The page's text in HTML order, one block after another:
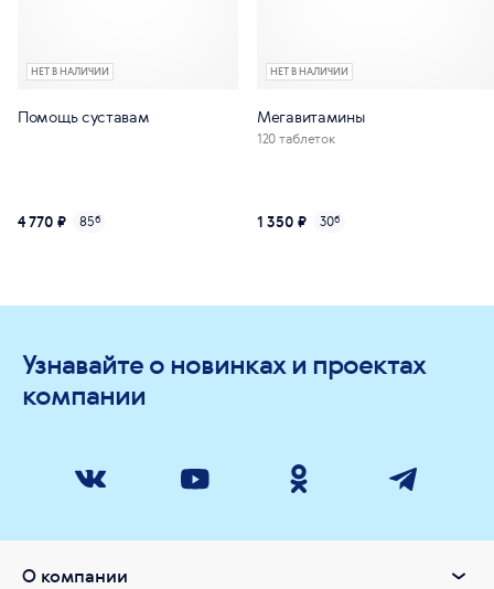
НЕТ В НАЛИЧИИ
Помощь суставам
4 770 ₽ 85б
НЕТ В НАЛИЧИИ
Мегавитамины
120 таблеток
1 350 ₽ 30б
Узнавайте о новинках и проектах
компании
О компании